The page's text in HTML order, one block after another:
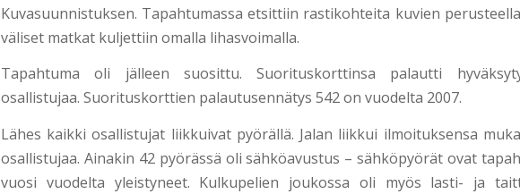
Kuvasuunnistuksen. Tapahtumassa etsittiin rastikohteita kuvien
väliset matkat kuljettiin omalla lihasvoimalla.
Tapahtuma oli jälleen suosittu. Suorituskorttinsa palautti
osallistujaa. Suorituskorttien palautusennätys 542 on vuodelta 2007.
Lähes kaikki osallistujat liikkuivat pyörällä. Jalan liikkui ilmoituksensa
osallistujaa. Ainakin 42 pyörässä oli sähköavustus – sähköpyörät ovat
vuosi vuodelta yleistyneet. Kulkupelien joukossa oli myös lasti- ja